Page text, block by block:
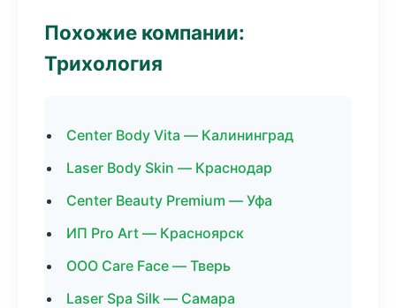
Похожие компании:
Трихология
Center Body Vita — Калининград
Laser Body Skin — Краснодар
Center Beauty Premium — Уфа
ИП Pro Art — Красноярск
ООО Care Face — Тверь
Laser Spa Silk — Самара